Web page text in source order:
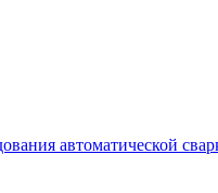
автоматической